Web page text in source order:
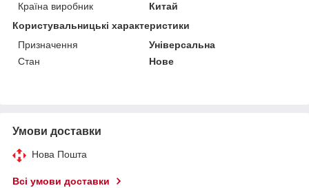
Країна виробник
Китай
Користувальницькі характеристики
Призначення
Універсальна
Стан
Нове
Умови доставки
Нова Пошта
Всі умови доставки